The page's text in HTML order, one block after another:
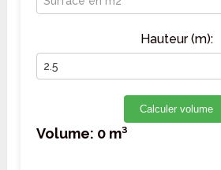
Hauteur (m):
Calculer volume
Volume: 0 m³